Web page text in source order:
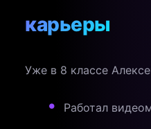
карьеры
Уже в 8 классе
Работал